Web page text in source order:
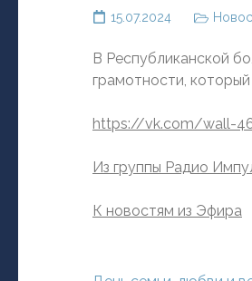
15.07.2024
В Республиканской
грамотности,
https://vk.com/wall-
Из группы Радио
К новостям из Эфира